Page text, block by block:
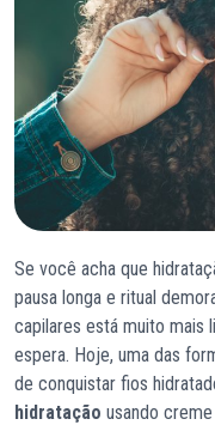
Se você acha que
pausa longa e ritual
capilares está muito mais
espera. Hoje, uma das
de conquistar fios
hidratação usando